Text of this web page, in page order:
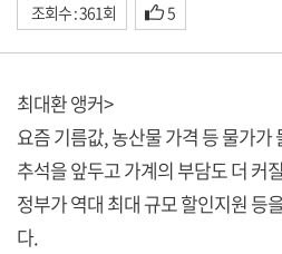
조회수 : 361회 5
최대환 앵커>
요즘 기름값, 농산물 가격 등 물가가
추석을 앞두고 가계의 부담도 더 커
정부가 역대 최대 규모 할인지원 등
다.